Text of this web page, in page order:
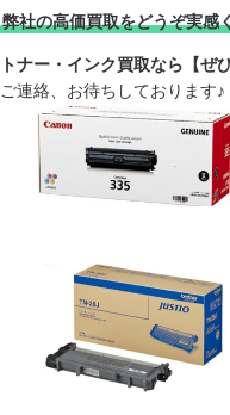
弊社の高価買取をどうぞ実感
トナー・インク買取なら【ぜ
ご連絡、お待ちしております♪